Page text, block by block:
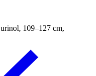
109–127 cm,